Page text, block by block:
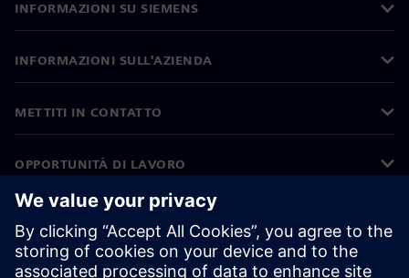
INFORMAZIONI SU SIEMENS
INFORMAZIONI SULL'AZIENDA
METTITI IN CONTATTO
OPPORTUNITÀ DI LAVORO
©Siemens 2026